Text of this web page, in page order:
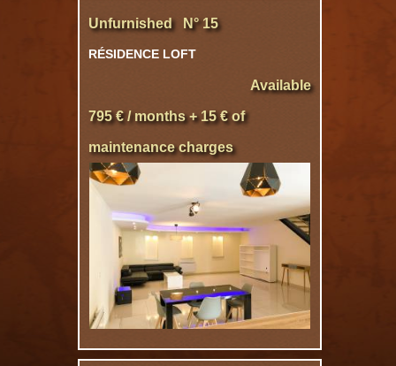
Unfurnished N° 15
RÉSIDENCE LOFT
Available
795 € / months + 15 € of
maintenance charges